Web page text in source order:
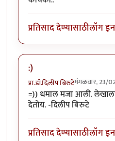
प्रतिसाद देण्यासाठीलॉग
:)
प्रा.डॉ.दिलीप बिरुटेमंगळवार, 23/
=)) धमाल मजा आली.
देतोय. -दिलीप बिरुटे
प्रतिसाद देण्यासाठीलॉग